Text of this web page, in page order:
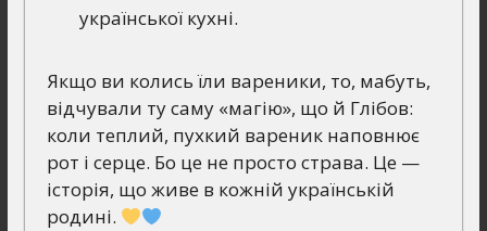
української кухні.
Якщо ви колись їли вареники, то, мабуть,
відчували ту саму «магію», що й Глібов:
коли теплий, пухкий вареник наповнює
рот і серце. Бо це не просто страва. Це —
історія, що живе в кожній українській
родині.